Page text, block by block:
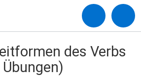
des Verbs